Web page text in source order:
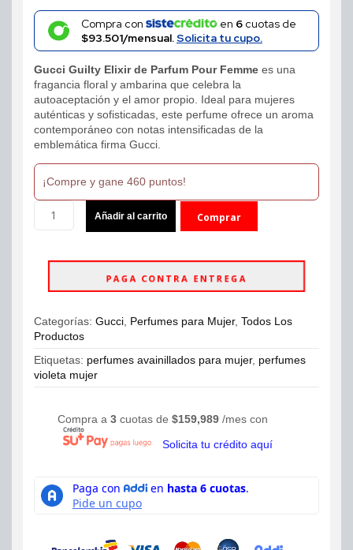
price
was:
$560,000.
price
is:
$460,000.
Compra con en 6cuotas de
$93.501/mensual.Solicita tu cupo.
Gucci Guilty Elixir de Parfum Pour Femme es una
fragancia floral y ambarina que celebra la
autoaceptación y el amor propio. Ideal para mujeres
auténticas y sofisticadas, este perfume ofrece un aroma
contemporáneo con notas intensificadas de la
emblemática firma Gucci.
¡Compre y gane 460 puntos!
Gucci
60ml
Dama
cantidad
Añadir al carrito Comprar
PAGA CONTRA ENTREGA
Categorías: Gucci Perfumes para Mujer, Todos Los
Productos
Etiquetas: perfumes avainillados para mujer, perfumes
violeta mujer
Compra a 3 cuotas de $159,989 /mes con
Solicita tu crédito aquí